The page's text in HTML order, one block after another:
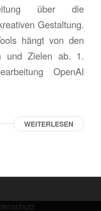
über die
Gestaltung.
hängt von den
und Zielen ab. 1.
OpenAI
WEITERLESEN